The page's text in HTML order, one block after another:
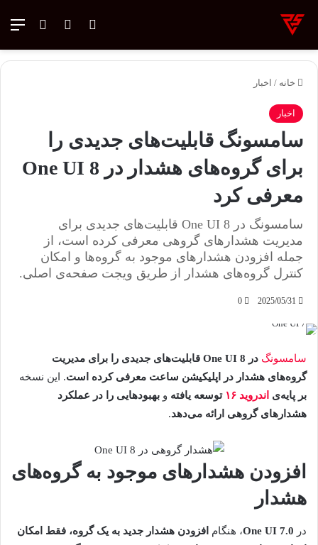
جستجو
تغییر پوسته ورود
خانه / اخبار
اخبار
سامسونگ قابلیت‌های جدیدی را
برای گروه‌های هشدار در One UI 8
معرفی کرد
سامسونگ در One UI 8 قابلیت‌های جدیدی برای
مدیریت هشدارهای گروهی معرفی کرده است، از
جمله افزودن هشدارهای موجود به گروه‌ها و امکان
کنترل گروه‌های هشدار از طریق ویجت صفحه‌ی اصلی.
2025/05/31
0
سامسونگ
در One UI 8 قابلیت‌های جدیدی را برای مدیریت
گروه‌های هشدار در اپلیکیشن ساعت معرفی کرده است. این نسخه
بر پایه‌ی اندروید ۱۶ توسعه یافته و بهبودهایی را در عملکرد
هشدارهای گروهی ارائه می‌دهد.
افزودن هشدارهای موجود به گروه‌های
هشدار
در One UI 7.0، هنگام افزودن هشدار جدید به یک گروه، فقط امکان